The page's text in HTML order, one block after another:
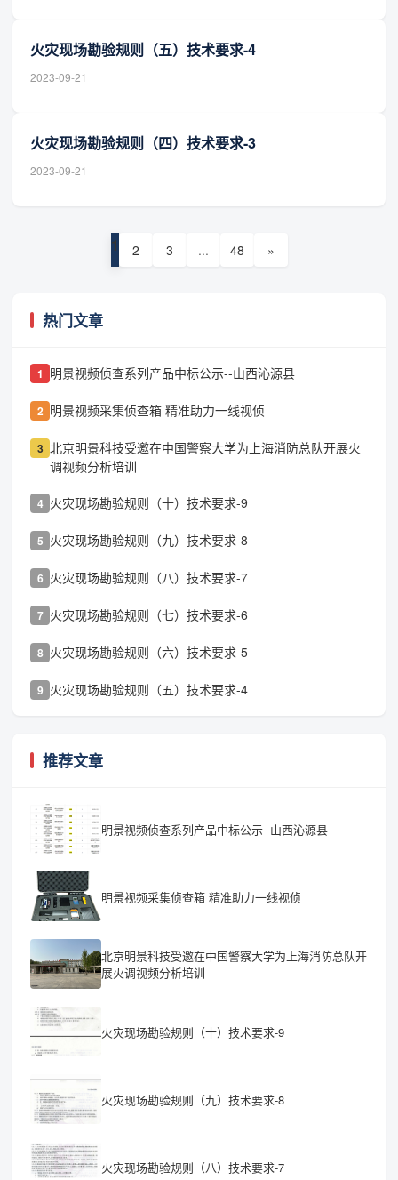
火灾现场勘验规则（五）技术要求-4
2023-09-21
火灾现场勘验规则（四）技术要求-3
2023-09-21
1 2 3 ... 48 »
热门文章
1 明景视频侦查系列产品中标公示--山西沁源县
2 明景视频采集侦查箱 精准助力一线视侦
3 北京明景科技受邀在中国警察大学为上海消防总队开展火
调视频分析培训
4 火灾现场勘验规则（十）技术要求-9
5 火灾现场勘验规则（九）技术要求-8
6 火灾现场勘验规则（八）技术要求-7
7 火灾现场勘验规则（七）技术要求-6
8 火灾现场勘验规则（六）技术要求-5
9 火灾现场勘验规则（五）技术要求-4
推荐文章
明景视频侦查系列产品中标公示--山西沁源县
明景视频采集侦查箱 精准助力一线视侦
北京明景科技受邀在中国警察大学为上海消防总队开
展火调视频分析培训
火灾现场勘验规则（十）技术要求-9
火灾现场勘验规则（九）技术要求-8
火灾现场勘验规则（八）技术要求-7